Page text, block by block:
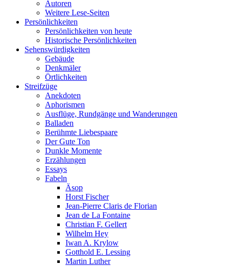
Autoren
Weitere Lese-Seiten
Persönlichkeiten
Persönlichkeiten von heute
Historische Persönlichkeiten
Sehenswürdigkeiten
Gebäude
Denkmäler
Örtlichkeiten
Streifzüge
Anekdoten
Aphorismen
Ausflüge, Rundgänge und Wanderungen
Balladen
Berühmte Liebespaare
Der Gute Ton
Dunkle Momente
Erzählungen
Essays
Fabeln
Äsop
Horst Fischer
Jean-Pierre Claris de Florian
Jean de La Fontaine
Christian F. Gellert
Wilhelm Hey
Iwan A. Krylow
Gotthold E. Lessing
Martin Luther